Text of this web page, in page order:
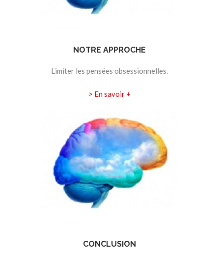
NOTRE APPROCHE
Limiter les pensées obsessionnelles.
> En savoir +
CONCLUSION